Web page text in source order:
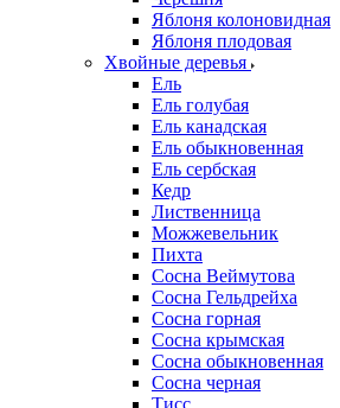
Яблоня колоновидная
Яблоня плодовая
Хвойные деревья
Ель
Ель голубая
Ель канадская
Ель обыкновенная
Ель сербская
Кедр
Лиственница
Можжевельник
Пихта
Сосна Веймутова
Сосна Гельдрейха
Сосна горная
Сосна крымская
Сосна обыкновенная
Сосна черная
Тисс